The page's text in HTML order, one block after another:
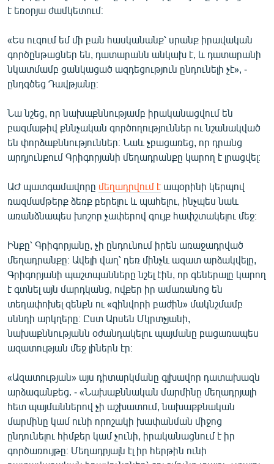
է եռօրյա ժամկետում։
«Ես ուզում եմ մի բան հասկանանք՝ սրանք իրավական
գործընթացներ են, դատարանն անկախ է, և դատարանի
նկատմամբ ցանկացած ազդեցություն ընդունելի չէ», -
ընդգծեց Դավթյանը։
Նա նշեց, որ նախաքննությամբ իրականացվում են
բազմաթիվ քննչական գործողություններ ու նշանակված
են փորձաքննություններ։ Նաև չբացառեց, որ դրանց
արդյունքում Գրիգորյանի մեղադրանքը կարող է լրացվել։
ԱԺ պատգամավորը մեղադրվում էապօրինի կերպով
ռազմամթերք ձեռք բերելու և պահելու, ինչպես նաև
առանձնապես խոշոր չափերով գույք հափշտակելու մեջ։
Ինքը՝ Գրիգորյանը, չի ընդունում իրեն առաջադրված
մեղադրանքը։ Ավելի վաղ՝ դեռ մինչև ազատ արձակվելը,
Գրիգորյանի պաշտպանները նշել էին, որ գեներալը կարող
է գտնել այն մարդկանց, ովքեր իր ամառանոց են
տեղափոխել զենքն ու «զինվորի բաժին» մակնշմամբ
սննդի արկղերը։ Ըստ Արսեն Մկրտչյանի,
նախաքննությանն օժանդակելու պայմանը բացառապես
ազատության մեջ լիներն էր։
«Ազատության» այս դիտարկմանը գլխավոր դատախազն
արձագանքեց. - «Նախաքննական մարմինը մեղադրյալի
հետ պայմաններով չի աշխատում, նախաքքնական
մարմինը կամ ունի որոշակի խափանման միջոց
ընդունելու հիմքեր կամ չունի, իրականացնում է իր
գործառույթը։ Մեղադրյալն էլ իր հերթին ունի